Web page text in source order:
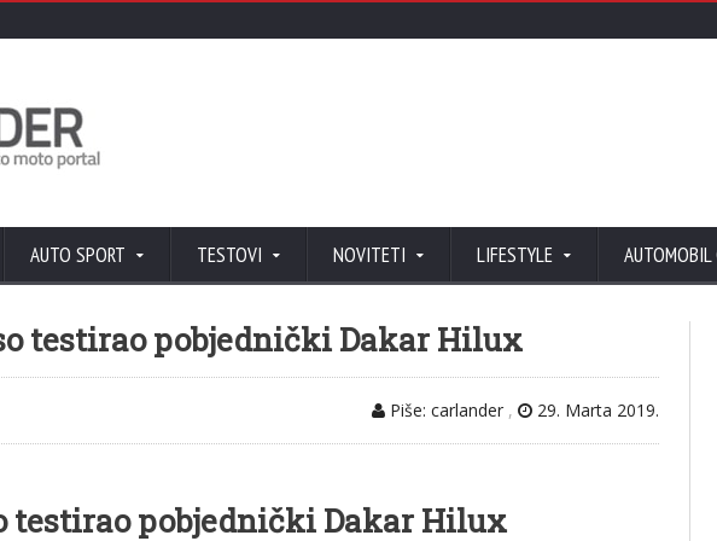
AUTO SPORT TESTOVI NOVITETI LIFESTYLE AUTOMOBIL
testirao pobjednički Dakar Hilux
Piše: carlander , 29. Marta 2019.
testirao pobjednički Dakar Hilux